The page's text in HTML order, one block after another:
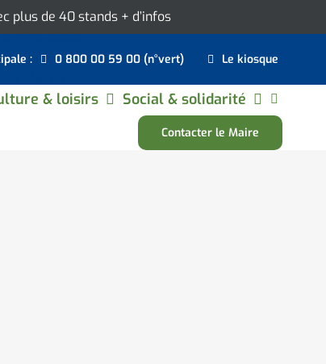
plus de 40 stands + d’infos
: 0 800 00 59 00 (n°vert) Le kiosque
& loisirs Social & solidarité
Contacter le Maire